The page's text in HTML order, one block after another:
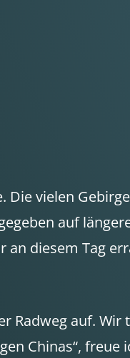
vielen
auf
diesem Tag
auf.
Chinas“,